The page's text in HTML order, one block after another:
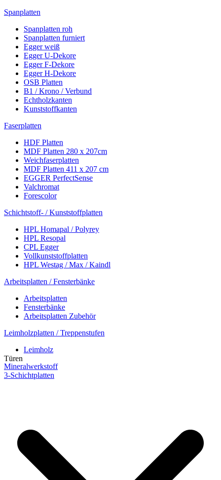
Spanplatten
Spanplatten roh
Spanplatten furniert
Egger weiß
Egger U-Dekore
Egger F-Dekore
Egger H-Dekore
OSB Platten
B1 / Krono / Verbund
Echtholzkanten
Kunststoffkanten
Faserplatten
HDF Platten
MDF Platten 280 x 207cm
Weichfaserplatten
MDF Platten 411 x 207 cm
EGGER PerfectSense
Valchromat
Forescolor
Schichtstoff- / Kunststoffplatten
HPL Homapal / Polyrey
HPL Resopal
CPL Egger
Vollkunststoffplatten
HPL Westag / Max / Kaindl
Arbeitsplatten / Fensterbänke
Arbeitsplatten
Fensterbänke
Arbeitsplatten Zubehör
Leimholzplatten / Treppenstufen
Leimholz
Mineralwerkstoff
3-Schichtplatten
Türen